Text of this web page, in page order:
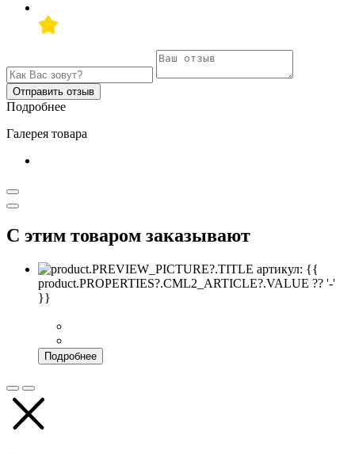
Отправить отзыв
Подробнее
Галерея товара
С этим товаром заказывают
артикул: {{
product.PROPERTIES?.CML2_ARTICLE?.VALUE ?? '-'
}}
Подробнее